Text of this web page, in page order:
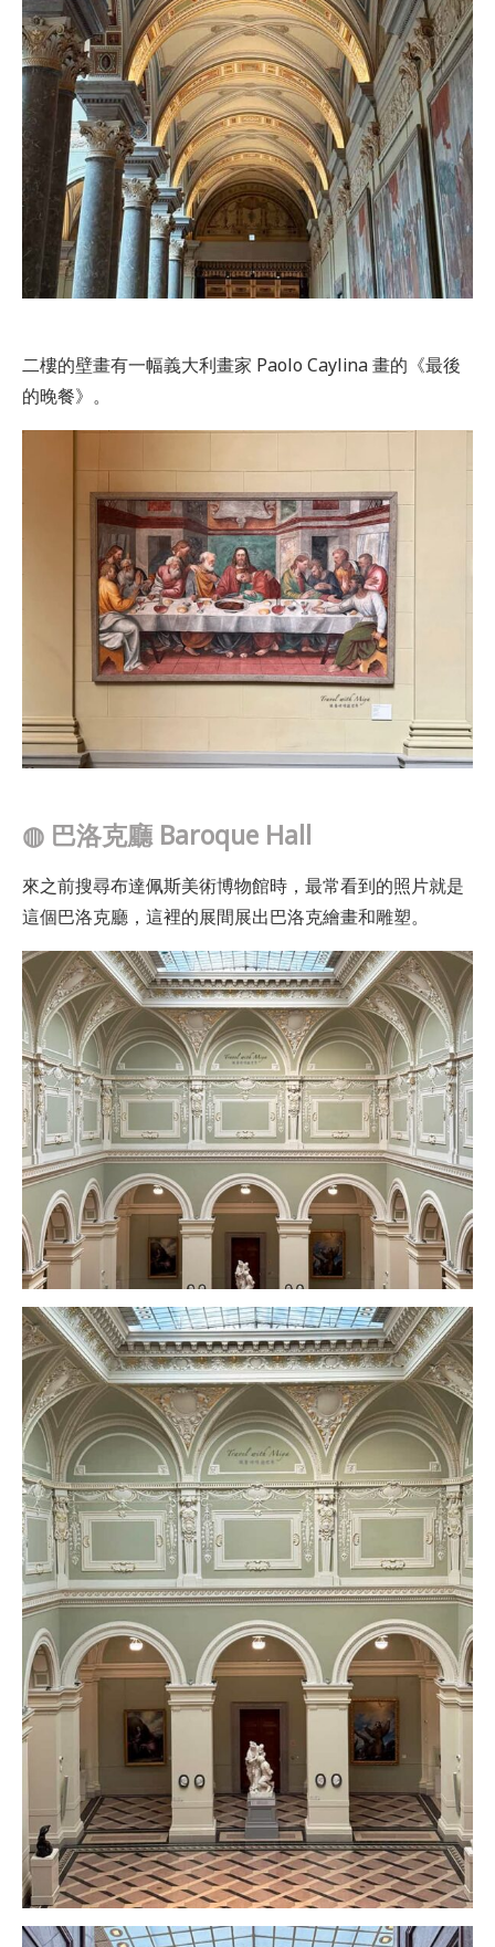
二樓的壁畫有一幅義大利畫家 Paolo Caylina 畫的《最後
的晚餐》。
◍ 巴洛克廳 Baroque Hall
來之前搜尋布達佩斯美術博物館時，最常看到的照片就是
這個巴洛克廳，這裡的展間展出巴洛克繪畫和雕塑。